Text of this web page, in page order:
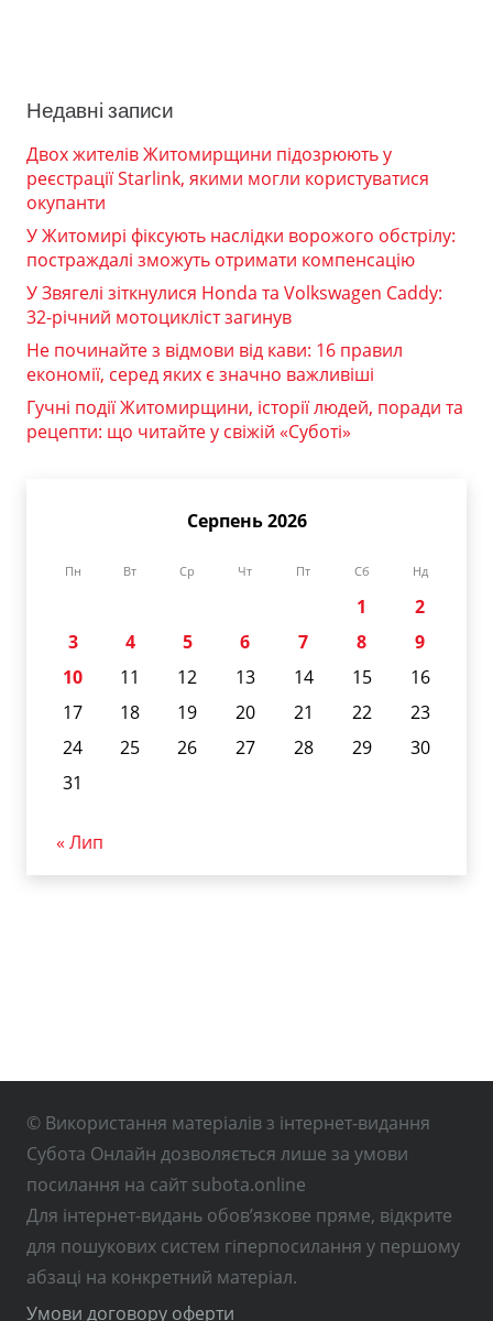
Недавні записи
Двох жителів Житомирщини підозрюють у
реєстрації Starlink, якими могли користуватися
окупанти
У Житомирі фіксують наслідки ворожого обстрілу:
постраждалі зможуть отримати компенсацію
У Звягелі зіткнулися Honda та Volkswagen Caddy:
32-річний мотоцикліст загинув
Не починайте з відмови від кави: 16 правил
економії, серед яких є значно важливіші
Гучні події Житомирщини, історії людей, поради та
рецепти: що читайте у свіжій «Суботі»
Серпень 2026
Пн Вт Ср Чт Пт Сб Нд
1
2
3
4 5 6 7 8
9
10
11 12 13 14 15
16
17
18 19 20 21 22
23
24
25 26 27 28 29
30
31
« Лип
© Використання матеріалів з інтернет-видання
Субота Онлайн дозволяється лише за умови
посилання на сайт subota.online
Для інтернет-видань обов’язкове пряме, відкрите
для пошукових систем гіперпосилання у першому
абзаці на конкретний матеріал.
Умови договору оферти